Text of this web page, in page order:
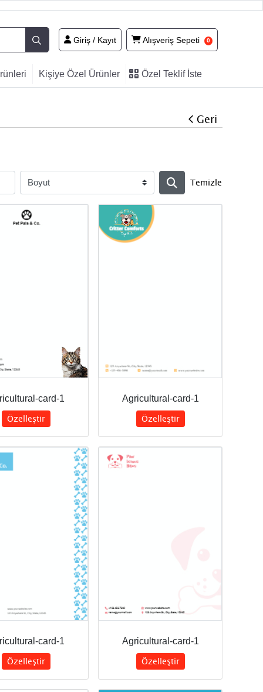
Giriş / Kayıt
Giriş / Kayıt Alışveriş Sepeti
Alışveriş Sepeti 0
Kişiye Özel Ürünler
Özel
Teklif
Özel Teklif İste
Geri
Temizle
card-1
Özelleştir
Agricultural-card-1
Özelleştir
card-1
Özelleştir
Agricultural-card-1
Özelleştir